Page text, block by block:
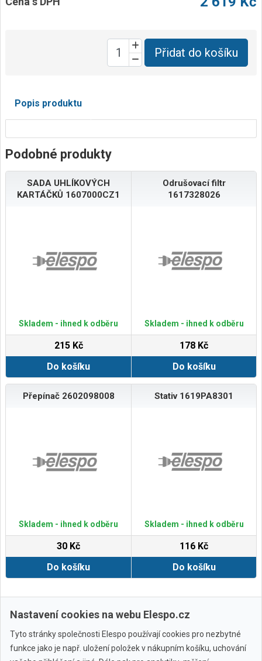
Přidat do košíku
Popis produktu
Podobné produkty
SADA UHLÍKOVÝCH
KARTÁČKŮ 1607000CZ1
Skladem - ihned k odběru
215 Kč
Do košíku
Odrušovací filtr
1617328026
Skladem - ihned k odběru
178 Kč
Do košíku
Přepínač 2602098008
Skladem - ihned k odběru
30 Kč
Do košíku
Stativ 1619PA8301
Skladem - ihned k odběru
116 Kč
Do košíku
Zobrazit další
Nastavení cookies na webu Elespo.cz
Tyto stránky společnosti Elespo používají cookies pro nezbytné
funkce jako je např. uložení položek v nákupním košíku, uchování